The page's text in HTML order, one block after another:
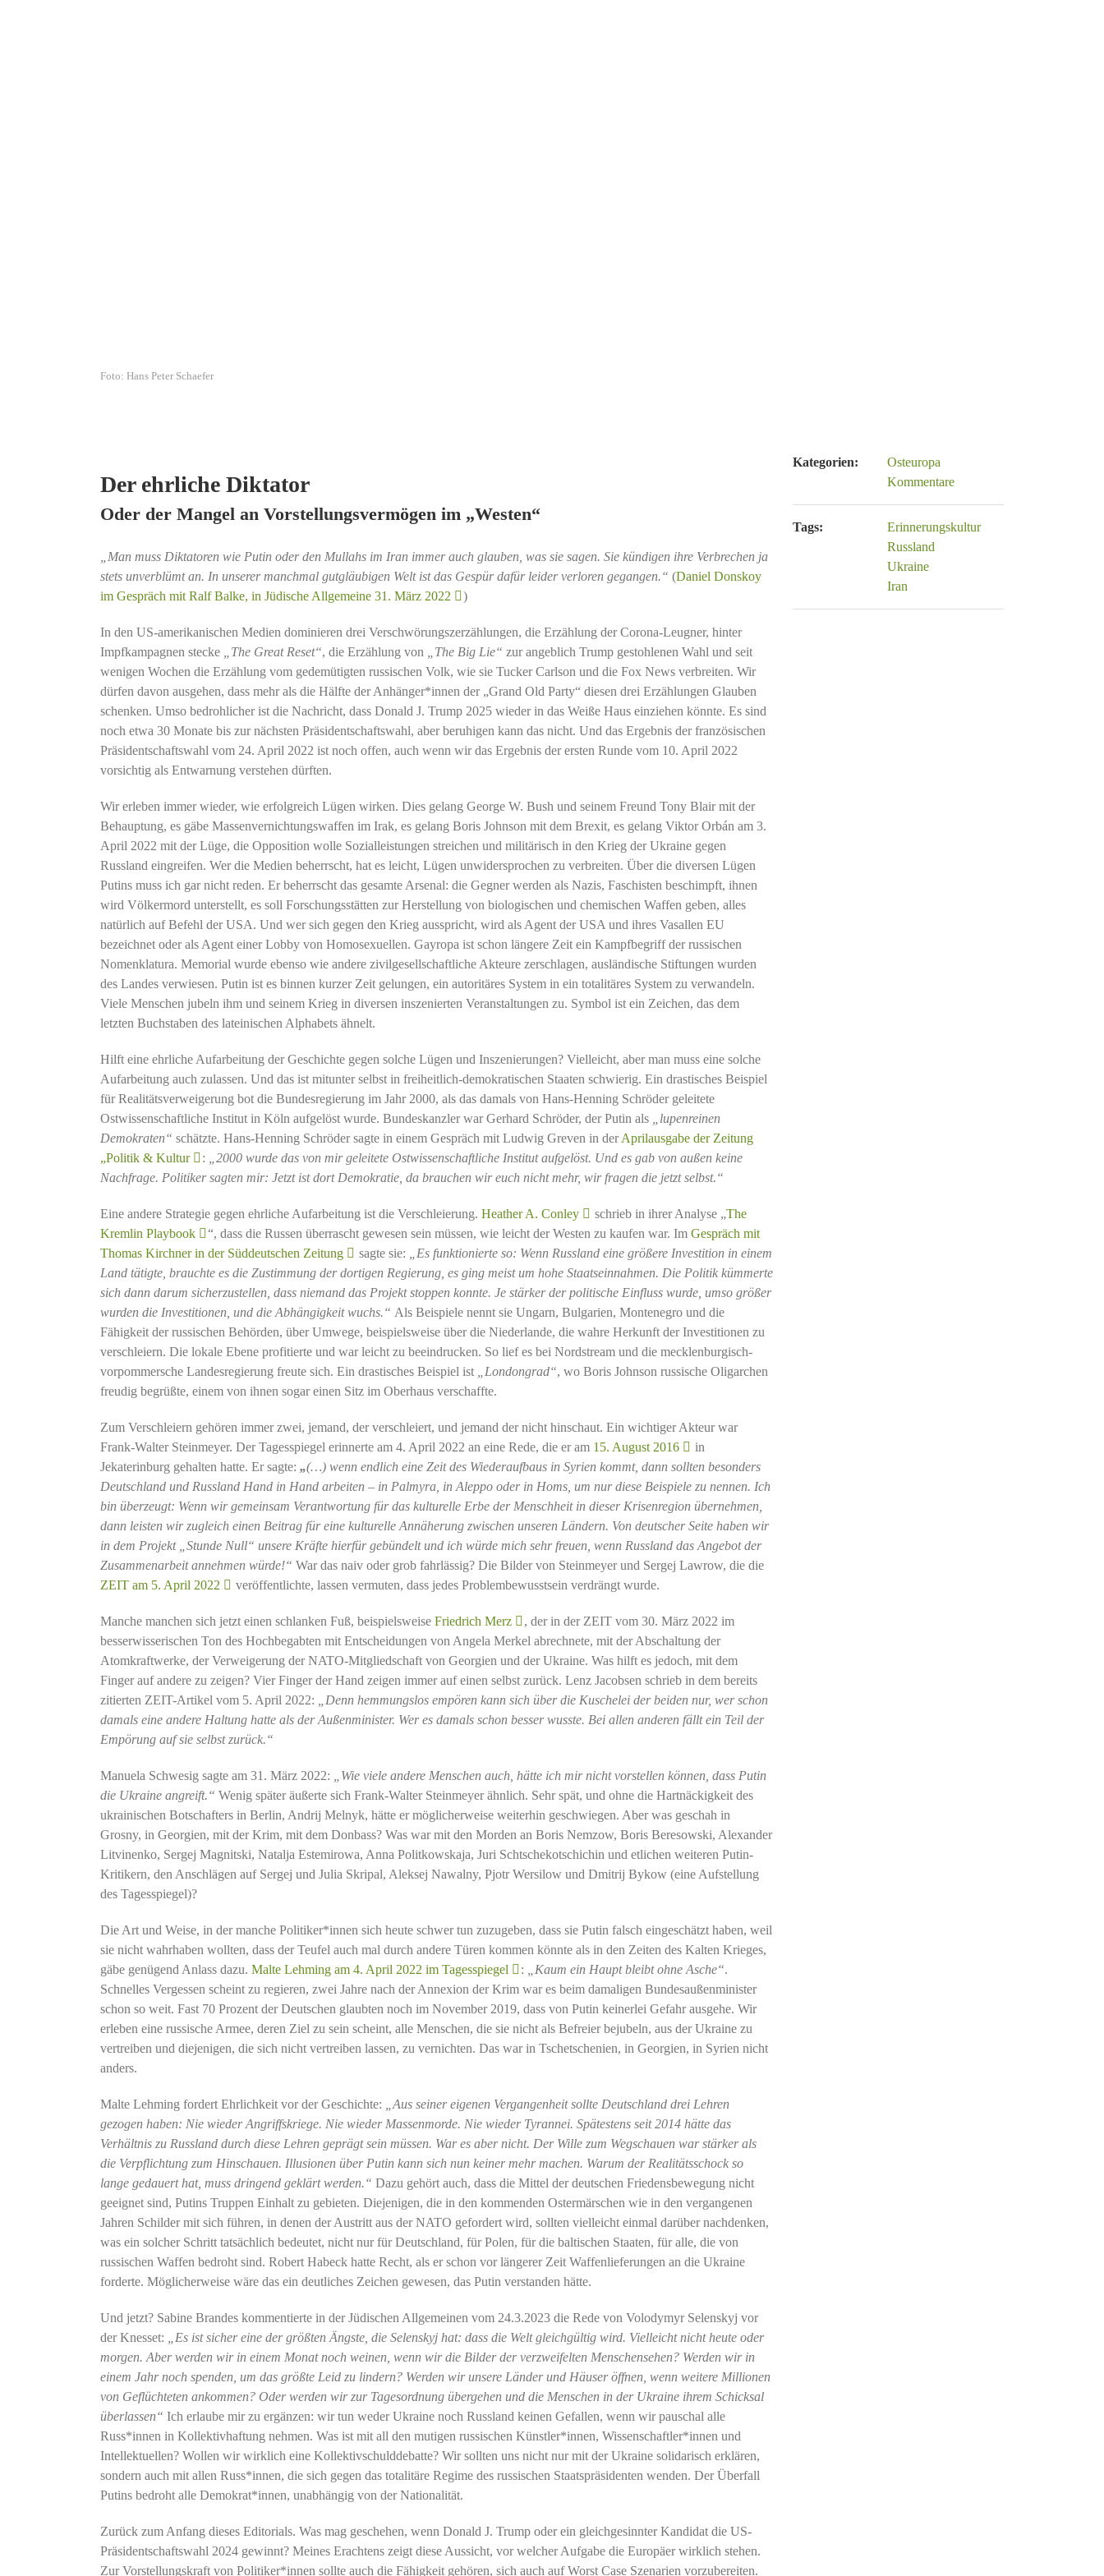
Foto: Hans Peter Schaefer
Der ehrliche Diktator
Oder der Mangel an Vorstellungsvermögen im „Westen“
„Man muss Diktatoren wie Putin oder den Mullahs im Iran immer auch glauben, was sie sagen. Sie kündigen ihre Verbrechen ja
stets unverblümt an. In unserer manchmal gutgläubigen Welt ist das Gespür dafür leider verloren gegangen.“ (Daniel Donskoy
im Gespräch mit Ralf Balke, in Jüdische Allgemeine 31. März 2022
)
In den US-amerikanischen Medien dominieren drei Verschwörungszerzählungen, die Erzählung der Corona-Leugner, hinter
Impfkampagnen stecke
„The Great Reset“, die Erzählung von „The Big Lie“ zur angeblich Trump gestohlenen Wahl und seit
wenigen Wochen die Erzählung vom gedemütigten russischen Volk, wie sie Tucker Carlson und die Fox News verbreiten. Wir
dürfen davon ausgehen, dass mehr als die Hälfte der Anhänger*innen der „Grand Old Party“ diesen drei Erzählungen Glauben
schenken. Umso bedrohlicher ist die Nachricht, dass Donald J. Trump 2025 wieder in das Weiße Haus einziehen könnte. Es sind
noch etwa 30 Monate bis zur nächsten Präsidentschaftswahl, aber beruhigen kann das nicht. Und das Ergebnis der französischen
Präsidentschaftswahl vom 24. April 2022 ist noch offen, auch wenn wir das Ergebnis der ersten Runde vom 10. April 2022
vorsichtig als Entwarnung verstehen dürften.
Wir erleben immer wieder, wie erfolgreich Lügen wirken. Dies gelang George W. Bush und seinem Freund Tony Blair mit der
Behauptung, es gäbe Massenvernichtungswaffen im Irak, es gelang Boris Johnson mit dem Brexit, es gelang Viktor Orbán am 3.
April 2022 mit der Lüge, die Opposition wolle Sozialleistungen streichen und militärisch in den Krieg der Ukraine gegen
Russland eingreifen. Wer die Medien beherrscht, hat es leicht, Lügen unwidersprochen zu verbreiten. Über die diversen Lügen
Putins muss ich gar nicht reden. Er beherrscht das gesamte Arsenal: die Gegner werden als Nazis, Faschisten beschimpft, ihnen
wird Völkermord unterstellt, es soll Forschungsstätten zur Herstellung von biologischen und chemischen Waffen geben, alles
natürlich auf Befehl der USA. Und wer sich gegen den Krieg ausspricht, wird als Agent der USA und ihres Vasallen EU
bezeichnet oder als Agent einer Lobby von Homosexuellen. Gayropa ist schon längere Zeit ein Kampfbegriff der russischen
Nomenklatura. Memorial wurde ebenso wie andere zivilgesellschaftliche Akteure zerschlagen, ausländische Stiftungen wurden
des Landes verwiesen. Putin ist es binnen kurzer Zeit gelungen, ein autoritäres System in ein totalitäres System zu verwandeln.
Viele Menschen jubeln ihm und seinem Krieg in diversen inszenierten Veranstaltungen zu. Symbol ist ein Zeichen, das dem
letzten Buchstaben des lateinischen Alphabets ähnelt.
Hilft eine ehrliche Aufarbeitung der Geschichte gegen solche Lügen und Inszenierungen? Vielleicht, aber man muss eine solche
Aufarbeitung auch zulassen. Und das ist mitunter selbst in freiheitlich-demokratischen Staaten schwierig. Ein drastisches Beispiel
für Realitätsverweigerung bot die Bundesregierung im Jahr 2000, als das damals von Hans-Henning Schröder geleitete
Ostwissenschaftliche Institut in Köln aufgelöst wurde. Bundeskanzler war Gerhard Schröder, der Putin als
„lupenreinen
Demokraten“ schätzte. Hans-Henning Schröder sagte in einem Gespräch mit Ludwig Greven in derAprilausgabe der Zeitung
„Politik & Kultur
:
„2000 wurde das von mir geleitete Ostwissenschaftliche Institut aufgelöst. Und es gab von außen keine
Nachfrage. Politiker sagten mir: Jetzt ist dort Demokratie, da brauchen wir euch nicht mehr, wir fragen die jetzt selbst.“
Eine andere Strategie gegen ehrliche Aufarbeitung ist die Verschleierung. Heather A. Conley schrieb in ihrer Analyse „The
Kremlin Playbook
“, dass die Russen überrascht gewesen sein müssen, wie leicht der Westen zu kaufen war. Im Gespräch mit
Thomas Kirchner in der Süddeutschen Zeitung
sagte sie:
„Es funktionierte so: Wenn Russland eine größere Investition in einem
Land tätigte, brauchte es die Zustimmung der dortigen Regierung, es ging meist um hohe Staatseinnahmen. Die Politik kümmerte
sich dann darum sicherzustellen, dass niemand das Projekt stoppen konnte. Je stärker der politische Einfluss wurde, umso größer
wurden die Investitionen, und die Abhängigkeit wuchs.“ Als Beispiele nennt sie Ungarn, Bulgarien, Montenegro und die
Fähigkeit der russischen Behörden, über Umwege, beispielsweise über die Niederlande, die wahre Herkunft der Investitionen zu
verschleiern. Die lokale Ebene profitierte und war leicht zu beeindrucken. So lief es bei Nordstream und die mecklenburgisch-
vorpommersche Landesregierung freute sich. Ein drastisches Beispiel ist
„Londongrad“, wo Boris Johnson russische Oligarchen
freudig begrüßte, einem von ihnen sogar einen Sitz im Oberhaus verschaffte.
Zum Verschleiern gehören immer zwei, jemand, der verschleiert, und jemand der nicht hinschaut. Ein wichtiger Akteur war
Frank-Walter Steinmeyer. Der Tagesspiegel erinnerte am 4. April 2022 an eine Rede, die er am 15. August 2016
in
Jekaterinburg gehalten hatte. Er sagte: „(…) wenn endlich eine Zeit des Wiederaufbaus in Syrien kommt, dann sollten besonders
Deutschland und Russland Hand in Hand arbeiten – in Palmyra, in Aleppo oder in Homs, um nur diese Beispiele zu nennen. Ich
bin überzeugt: Wenn wir gemeinsam Verantwortung für das kulturelle Erbe der Menschheit in dieser Krisenregion übernehmen,
dann leisten wir zugleich einen Beitrag für eine kulturelle Annäherung zwischen unseren Ländern. Von deutscher Seite haben wir
in dem Projekt „Stunde Null“ unsere Kräfte hierfür gebündelt und ich würde mich sehr freuen, wenn Russland das Angebot der
Zusammenarbeit annehmen würde!“ War das naiv oder grob fahrlässig? Die Bilder von Steinmeyer und Sergej Lawrow, die die
ZEIT am 5. April 2022
veröffentlichte, lassen vermuten, dass jedes Problembewusstsein verdrängt wurde.
Manche manchen sich jetzt einen schlanken Fuß, beispielsweise Friedrich Merz
, der in der ZEIT vom 30. März 2022 im
besserwisserischen Ton des Hochbegabten mit Entscheidungen von Angela Merkel abrechnete, mit der Abschaltung der
Atomkraftwerke, der Verweigerung der NATO-Mitgliedschaft von Georgien und der Ukraine. Was hilft es jedoch, mit dem
Finger auf andere zu zeigen? Vier Finger der Hand zeigen immer auf einen selbst zurück. Lenz Jacobsen schrieb in dem bereits
zitierten ZEIT-Artikel vom 5. April 2022:
Denn hemmungslos empören kann sich über die Kuschelei der beiden nur, wer schon
damals eine andere Haltung hatte als der Außenminister. Wer es damals schon besser wusste. Bei allen anderen fällt ein Teil der
Empörung auf sie selbst zurück.“
Manuela Schwesig sagte am 31. März 2022:
Wie viele andere Menschen auch, hätte ich mir nicht vorstellen können, dass Putin
die Ukraine angreift.“ Wenig später äußerte sich Frank-Walter Steinmeyer ähnlich. Sehr spät, und ohne die Hartnäckigkeit des
ukrainischen Botschafters in Berlin, Andrij Melnyk, hätte er möglicherweise weiterhin geschwiegen. Aber was geschah in
Grosny, in Georgien, mit der Krim, mit dem Donbass? Was war mit den Morden an Boris Nemzow, Boris Beresowski, Alexander
Litvinenko, Sergej Magnitski, Natalja Estemirowa, Anna Politkowskaja, Juri Schtschekotschichin und etlichen weiteren Putin-
Kritikern, den Anschlägen auf Sergej und Julia Skripal, Aleksej Nawalny, Pjotr Wersilow und Dmitrij Bykow (eine Aufstellung
des Tagesspiegel)?
Die Art und Weise, in der manche Politiker*innen sich heute schwer tun zuzugeben, dass sie Putin falsch eingeschätzt haben, weil
sie nicht wahrhaben wollten, dass der Teufel auch mal durch andere Türen kommen könnte als in den Zeiten des Kalten Krieges,
gäbe genügend Anlass dazu. Malte Lehming am 4. April 2022 im Tagesspiegel : „Kaum ein Haupt bleibt ohne Asche“.
Schnelles Vergessen scheint zu regieren, zwei Jahre nach der Annexion der Krim war es beim damaligen Bundesaußenminister
schon so weit. Fast 70 Prozent der Deutschen glaubten noch im November 2019, dass von Putin keinerlei Gefahr ausgehe. Wir
erleben eine russische Armee, deren Ziel zu sein scheint, alle Menschen, die sie nicht als Befreier bejubeln, aus der Ukraine zu
vertreiben und diejenigen, die sich nicht vertreiben lassen, zu vernichten. Das war in Tschetschenien, in Georgien, in Syrien nicht
anders.
Malte Lehming fordert Ehrlichkeit vor der Geschichte:
Aus seiner eigenen Vergangenheit sollte Deutschland drei Lehren
gezogen haben: Nie wieder Angriffskriege. Nie wieder Massenmorde. Nie wieder Tyrannei. Spätestens seit 2014 hätte das
Verhältnis zu Russland durch diese Lehren geprägt sein müssen. War es aber nicht. Der Wille zum Wegschauen war stärker als
die Verpflichtung zum Hinschauen. Illusionen über Putin kann sich nun keiner mehr machen. Warum der Realitätsschock so
lange gedauert hat, muss dringend geklärt werden.“ Dazu gehört auch, dass die Mittel der deutschen Friedensbewegung nicht
geeignet sind, Putins Truppen Einhalt zu gebieten. Diejenigen, die in den kommenden Ostermärschen wie in den vergangenen
Jahren Schilder mit sich führen, in denen der Austritt aus der NATO gefordert wird, sollten vielleicht einmal darüber nachdenken,
was ein solcher Schritt tatsächlich bedeutet, nicht nur für Deutschland, für Polen, für die baltischen Staaten, für alle, die von
russischen Waffen bedroht sind. Robert Habeck hatte Recht, als er schon vor längerer Zeit Waffenlieferungen an die Ukraine
forderte. Möglicherweise wäre das ein deutliches Zeichen gewesen, das Putin verstanden hätte.
Und jetzt? Sabine Brandes kommentierte in der Jüdischen Allgemeinen vom 24.3.2023 die Rede von Volodymyr Selenskyj vor
der Knesset:
„Es ist sicher eine der größten Ängste, die Selenskyj hat: dass die Welt gleichgültig wird. Vielleicht nicht heute oder
morgen. Aber werden wir in einem Monat noch weinen, wenn wir die Bilder der verzweifelten Menschensehen? Werden wir in
einem Jahr noch spenden, um das größte Leid zu lindern? Werden wir unsere Länder und Häuser öffnen, wenn weitere Millionen
von Geflüchteten ankommen? Oder werden wir zur Tagesordnung übergehen und die Menschen in der Ukraine ihrem Schicksal
überlassen“ Ich erlaube mir zu ergänzen: wir tun weder Ukraine noch Russland keinen Gefallen, wenn wir pauschal alle
Russ*innen in Kollektivhaftung nehmen. Was ist mit all den mutigen russischen Künstler*innen, Wissenschaftler*innen und
Intellektuellen? Wollen wir wirklich eine Kollektivschulddebatte? Wir sollten uns nicht nur mit der Ukraine solidarisch erklären,
sondern auch mit allen Russ*innen, die sich gegen das totalitäre Regime des russischen Staatspräsidenten wenden. Der Überfall
Putins bedroht alle Demokrat*innen, unabhängig von der Nationalität.
Zurück zum Anfang dieses Editorials. Was mag geschehen, wenn Donald J. Trump oder ein gleichgesinnter Kandidat die US-
Präsidentschaftswahl 2024 gewinnt? Meines Erachtens zeigt diese Aussicht, vor welcher Aufgabe die Europäer wirklich stehen.
Zur Vorstellungskraft von Politiker*innen sollte auch die Fähigkeit gehören, sich auch auf Worst Case Szenarien vorzubereiten.
Kategorien:
Osteuropa
Kommentare
Tags:
Erinnerungskultur
Russland
Ukraine
Iran